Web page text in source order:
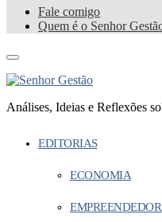
Fale comigo
Quem é o Senhor
Análises, Ideias e Reflexões
EDITORIAS
ECONOMIA